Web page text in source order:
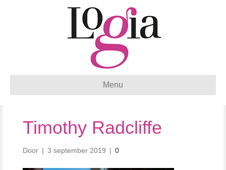
Menu
Timothy Radcliffe
Door | 3 september 2019 | 0